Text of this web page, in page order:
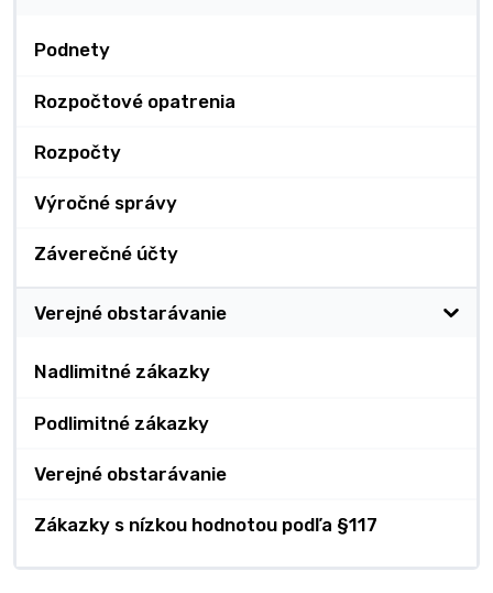
Podnety
Rozpočtové opatrenia
Rozpočty
Výročné správy
Záverečné účty
Verejné obstarávanie
Nadlimitné zákazky
Podlimitné zákazky
Verejné obstarávanie
Zákazky s nízkou hodnotou podľa §117